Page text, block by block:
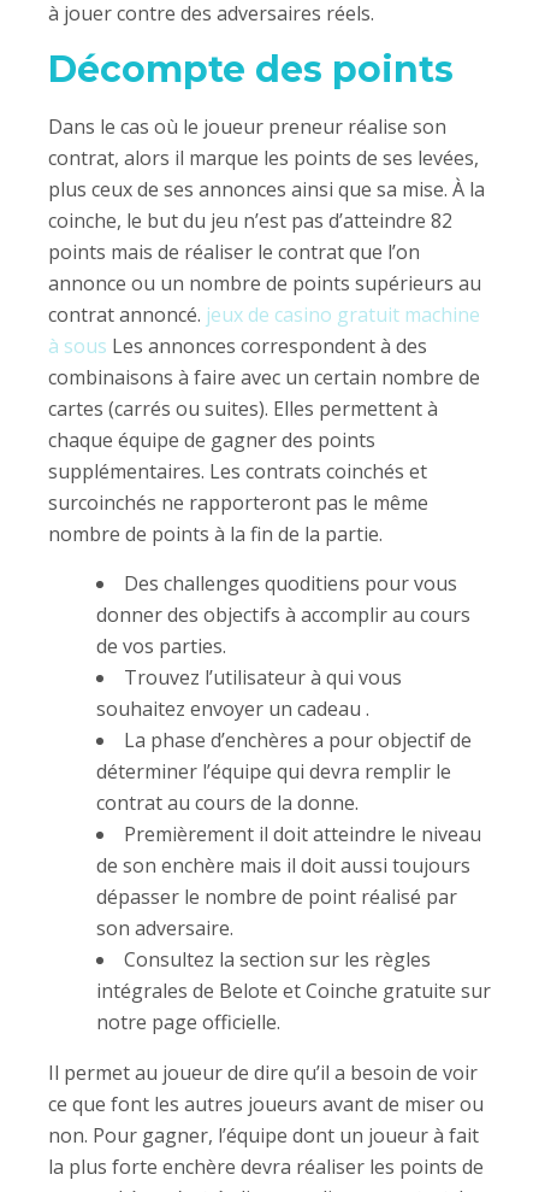
à jouer contre des adversaires réels.
Décompte des points
Dans le cas où le joueur preneur réalise son
contrat, alors il marque les points de ses levées,
plus ceux de ses annonces ainsi que sa mise. À la
coinche, le but du jeu n’est pas d’atteindre 82
points mais de réaliser le contrat que l’on
annonce ou un nombre de points supérieurs au
contrat annoncé. jeux de casino gratuit machine
à sous Les annonces correspondent à des
combinaisons à faire avec un certain nombre de
cartes (carrés ou suites). Elles permettent à
chaque équipe de gagner des points
supplémentaires. Les contrats coinchés et
surcoinchés ne rapporteront pas le même
nombre de points à la fin de la partie.
Des challenges quoditiens pour vous
donner des objectifs à accomplir au cours
de vos parties.
Trouvez l’utilisateur à qui vous
souhaitez envoyer un cadeau .
La phase d’enchères a pour objectif de
déterminer l’équipe qui devra remplir le
contrat au cours de la donne.
Premièrement il doit atteindre le niveau
de son enchère mais il doit aussi toujours
dépasser le nombre de point réalisé par
son adversaire.
Consultez la section sur les règles
intégrales de Belote et Coinche gratuite sur
notre page officielle.
Il permet au joueur de dire qu’il a besoin de voir
ce que font les autres joueurs avant de miser ou
non. Pour gagner, l’équipe dont un joueur à fait
la plus forte enchère devra réaliser les points de